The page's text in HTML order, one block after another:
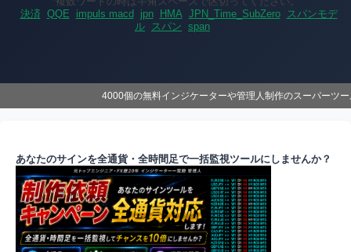
決済 QQE impuls macd jpn HMA JPN_Time_SubZero
スパンモデ
ル スパン span
4000個の無料インジケーターや管理人制作のスーパーツ
あなたのサインを全通貨・全時間足で一括監視ツールにしませんか？